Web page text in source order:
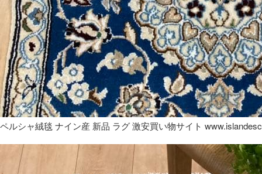
ペルシャ絨毯 ナイン産 新品 ラグ 激安買い物サイト